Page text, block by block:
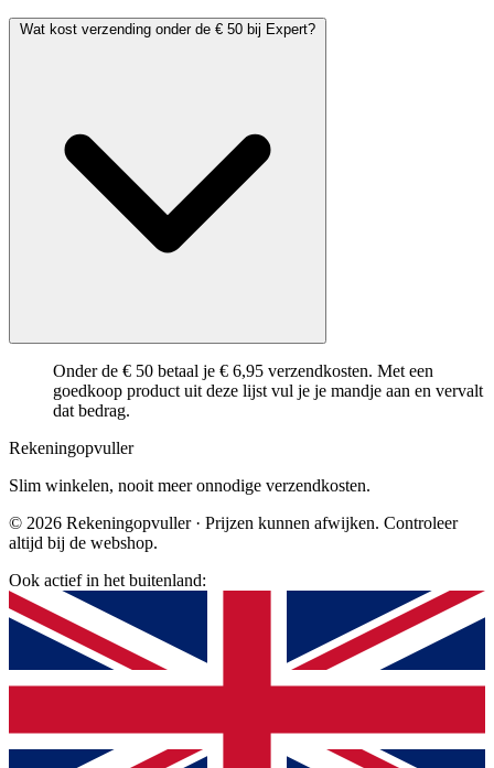
Wat kost verzending onder de € 50 bij Expert?
Onder de € 50 betaal je € 6,95 verzendkosten. Met een
goedkoop product uit deze lijst vul je je mandje aan en vervalt
dat bedrag.
Rekeningopvuller
Slim winkelen, nooit meer onnodige verzendkosten.
© 2026 Rekeningopvuller · Prijzen kunnen afwijken. Controleer
altijd bij de webshop.
Ook actief in het buitenland: